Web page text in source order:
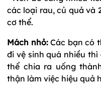
các loại rau, củ quả và
cơ thể.
Mách nhỏ:Các bạn có
đi vệ sinh quá nhiều
thể chia ra uống
thận làm việc hiệu quả